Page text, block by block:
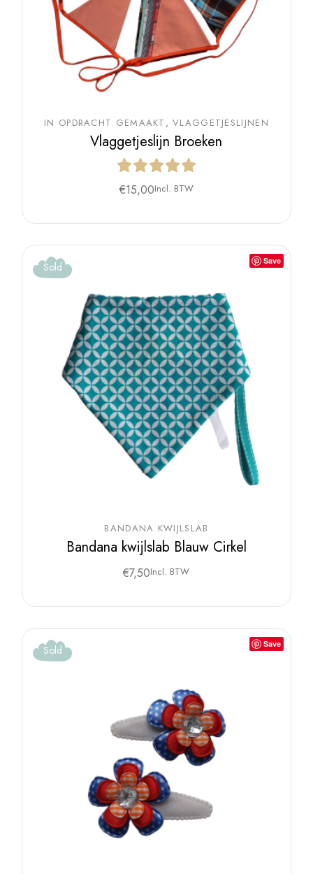
IN OPDRACHT GEMAAKT VLAGGETJESLIJNEN
Vlaggetjeslijn Broeken
€15,00Incl. BTW
Save
Sold
BANDANA KWIJLSLAB
Bandana kwijlslab Blauw Cirkel
€7,50Incl. BTW
Save
Sold